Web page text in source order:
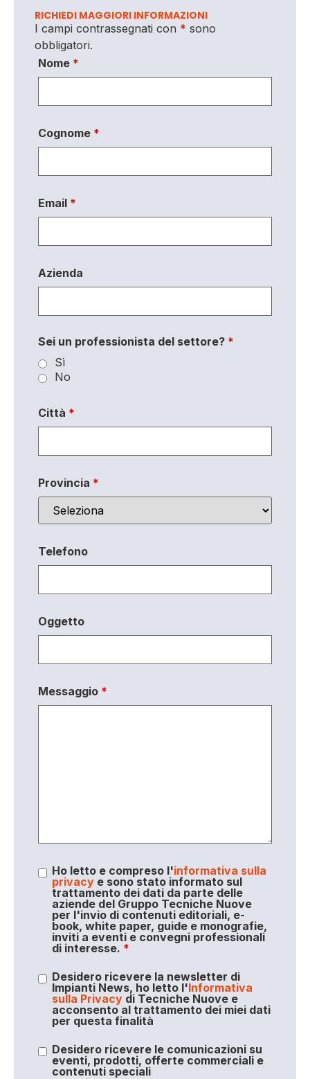
RICHIEDI MAGGIORI INFORMAZIONI
I campi contrassegnati con * sono
obbligatori.
Nome *
Cognome *
Email *
Azienda
Sei un professionista del settore? *
Sì
No
Città *
Provincia *
Telefono
Oggetto
Messaggio *
Ho letto e compreso l'informativa sulla
privacye sono stato informato sul
trattamento dei dati da parte delle
aziende del Gruppo Tecniche Nuove
per l'invio di contenuti editoriali, e-
book, white paper, guide e monografie,
inviti a eventi e convegni professionali
di interesse. *
Desidero ricevere la newsletter di
Impianti News, ho letto l'Informativa
sulla Privacydi Tecniche Nuove e
acconsento al trattamento dei miei dati
per questa finalità
Desidero ricevere le comunicazioni su
eventi, prodotti, offerte commerciali e
contenuti speciali